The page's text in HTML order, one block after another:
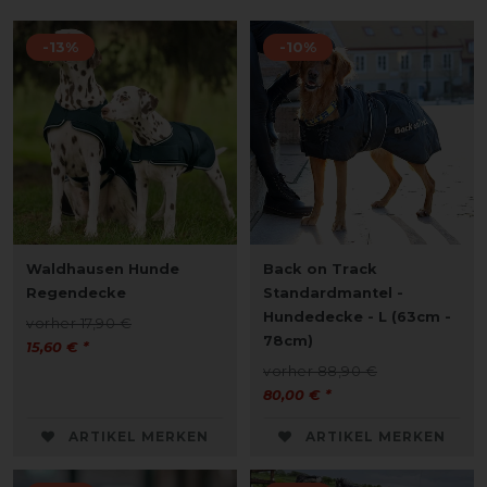
-13%
Waldhausen Hunde
Regendecke
vorher 17,90 €
15,60 € *
ARTIKEL MERKEN
-10%
Back on Track
Standardmantel -
Hundedecke - L (63cm -
78cm)
vorher 88,90 €
80,00 € *
ARTIKEL MERKEN